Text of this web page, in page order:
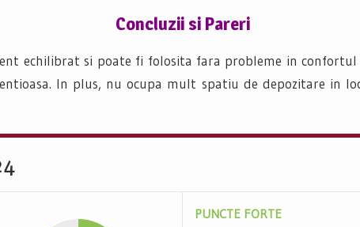
Concluzii si Pareri
echilibrat si poate fi folosita fara probleme in
In plus, nu ocupa mult spatiu de depozitare in
PUNCTE FORTE